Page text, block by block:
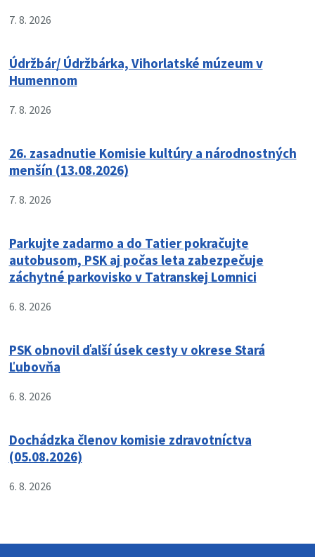
7. 8. 2026
Údržbár/ Údržbárka, Vihorlatské múzeum v
Humennom
7. 8. 2026
26. zasadnutie Komisie kultúry a národnostných
menšín (13.08.2026)
7. 8. 2026
Parkujte zadarmo a do Tatier pokračujte
autobusom, PSK aj počas leta zabezpečuje
záchytné parkovisko v Tatranskej Lomnici
6. 8. 2026
PSK obnovil ďalší úsek cesty v okrese Stará
Ľubovňa
6. 8. 2026
Dochádzka členov komisie zdravotníctva
(05.08.2026)
6. 8. 2026